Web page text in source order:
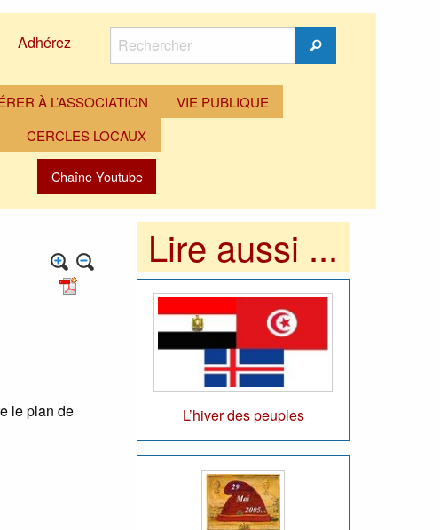
Adhérez
Rechercher
Rechercher
À L’ASSOCIATION
VIE PUBLIQUE
CERCLES LOCAUX
Chaîne Youtube
le plan de
Lire aussi ...
L’hiver des peuples